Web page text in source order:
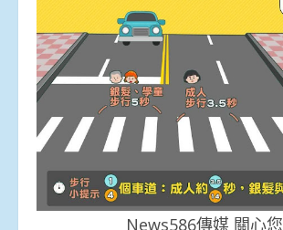
News586傳媒 關心您